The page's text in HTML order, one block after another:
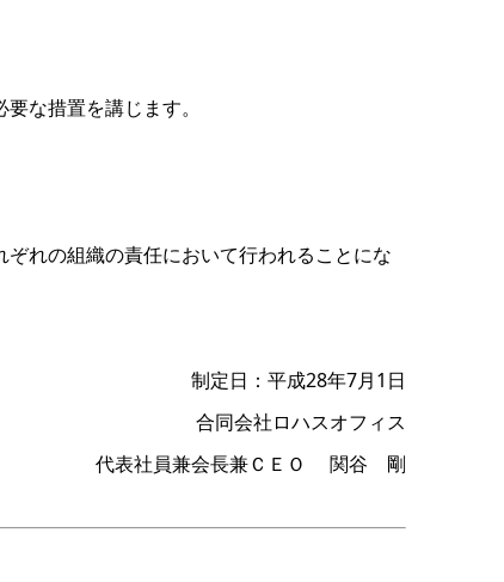
な措置を講じます。
れの組織の責任において行われることにな
制定日：平成28年7月1日
合同会社ロハスオフィス
代表社員兼会長兼ＣＥＯ 関谷 剛